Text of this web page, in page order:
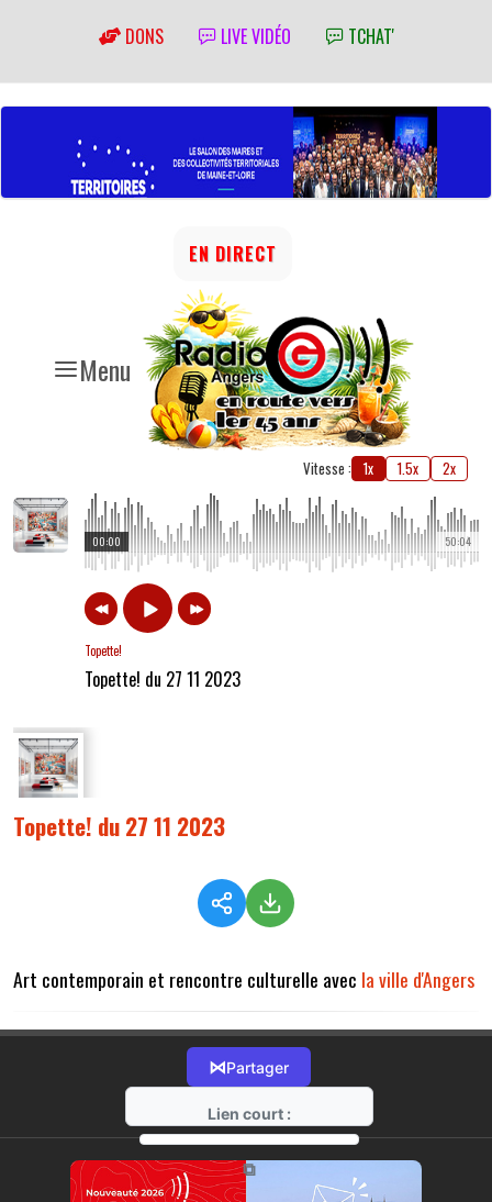
DONS LIVE VIDÉO TCHAT'
Menu
EN DIRECT
Vitesse : 1x 1.5x 2x
50:04
00:00
Topette!
Topette! du 27 11 2023
Topette! du 27 11 2023
Art contemporain et rencontre culturelle avec la ville d'Angers
⋈Partager
Lien court :
https://radio-g.fr?13316
⧉